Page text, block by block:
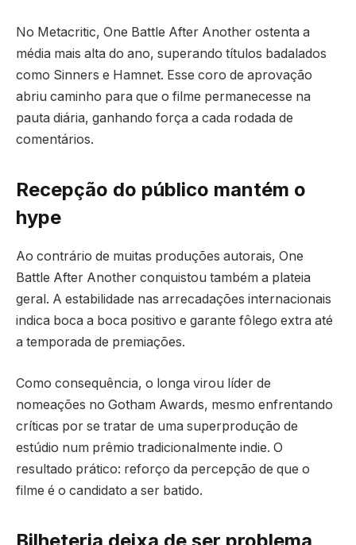
No Metacritic, One Battle After Another ostenta a
média mais alta do ano, superando títulos badalados
como Sinners e Hamnet. Esse coro de aprovação
abriu caminho para que o filme permanecesse na
pauta diária, ganhando força a cada rodada de
comentários.
Recepção do público mantém o
hype
Ao contrário de muitas produções autorais, One
Battle After Another conquistou também a plateia
geral. A estabilidade nas arrecadações internacionais
indica boca a boca positivo e garante fôlego extra até
a temporada de premiações.
Como consequência, o longa virou líder de
nomeações no Gotham Awards, mesmo enfrentando
críticas por se tratar de uma superprodução de
estúdio num prêmio tradicionalmente indie. O
resultado prático: reforço da percepção de que o
filme é o candidato a ser batido.